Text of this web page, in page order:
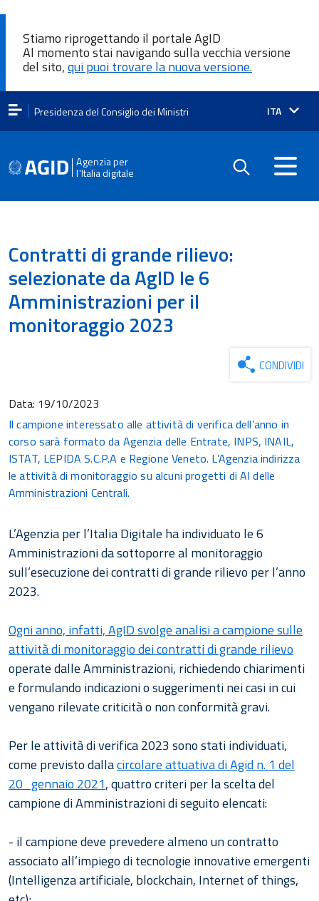
Stiamo riprogettando il portale AgID
Al momento stai navigando sulla vecchia versione
del sito,qui puoi trovare la nuova versione.
Presidenza del Consiglio dei Ministri Lingua
ITA
Agenzia per
l'Italia digitale
Contratti di grande rilievo:
selezionate da AgID le 6
Amministrazioni per il
monitoraggio 2023
CONDIVIDI
Data: 19/10/2023
Il campione interessato alle attività di verifica dell’anno in
corso sarà formato da Agenzia delle Entrate, INPS, INAIL,
ISTAT, LEPIDA S.C.P.A e Regione Veneto. L’Agenzia indirizza
le attività di monitoraggio su alcuni progetti di AI delle
Amministrazioni Centrali.
L’Agenzia per l’Italia Digitale ha individuato le 6
Amministrazioni da sottoporre al monitoraggio
sull’esecuzione dei contratti di grande rilievo per l’anno
2023.
Ogni anno, infatti, AgID svolgeanalisi a campione sulle
attività di monitoraggio dei contratti di grande rilievo
operate dalle Amministrazioni, richiedendo chiarimenti
e formulando indicazioni o suggerimenti nei casi in cui
vengano rilevate criticità o non conformità gravi.
Per le attività di verifica 2023 sono stati individuati,
come previsto dallacircolare attuativa di Agid n. 1 del
20 gennaio 2021, quattro criteri per la scelta del
campione di Amministrazioni di seguito elencati:
- il campione deve prevedere almeno un contratto
associato all’impiego di tecnologie innovative emergenti
(Intelligenza artificiale, blockchain, Internet of things,